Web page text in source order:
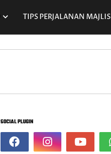
TIPS PERJALANAN MAJLIS
SOCIAL PLUGIN